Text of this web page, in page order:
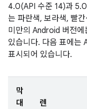
4.0(API 수준 14)과
는 파란색, 보라색, 빨
미만의 Android 버전
있습니다. 다음 표에
표시되어 있습니다.
막
대
렌